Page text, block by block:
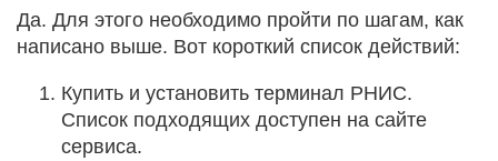
Да. Для этого необходимо пройти по шагам, как
написано выше. Вот короткий список действий:
Купить и установить терминал РНИС.
Список подходящих доступен на сайте
сервиса.